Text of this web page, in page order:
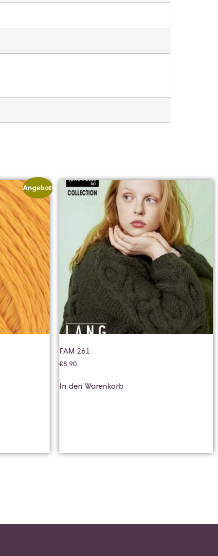
Angebot!
FAM 261
€8,90
In den Warenkorb